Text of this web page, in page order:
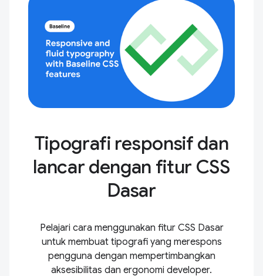
Tipografi responsif dan
lancar dengan fitur CSS
Dasar
Pelajari cara menggunakan fitur CSS Dasar
untuk membuat tipografi yang merespons
pengguna dengan mempertimbangkan
aksesibilitas dan ergonomi developer.